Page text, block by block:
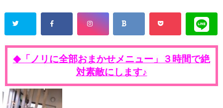
◆
「ノリに全部おまかせメニュー」３時間で絶
対素敵にします♪